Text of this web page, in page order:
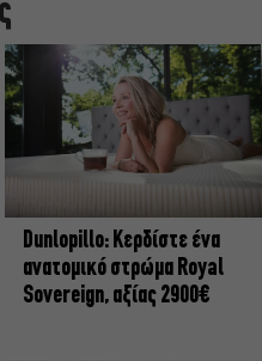
Dunlopillo: Κερδίστε ένα
ανατομικό στρώμα Royal
Sovereign, αξίας 2900€